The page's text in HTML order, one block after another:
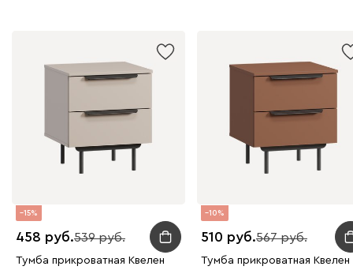
15
458 539
Тумба прикроватная Квелен
10
510 567
Тумба прикроватная Квелен